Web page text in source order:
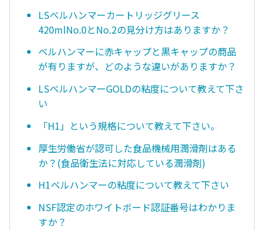
LSベルハンマーカートリッジグリース
420mlNo.0とNo.2の見分け方はありますか？
ベルハンマーに赤キャップと黒キャップの商品
が有りますが、どのような違いがありますか？
LSベルハンマーGOLDの粘度について教えて下さ
い
「H1」という規格について教えて下さい。
厚生労働省が認可した食品機械用潤滑剤はある
か？(食品衛生法に対応している潤滑剤)
H1ベルハンマーの粘度について教えて下さい
NSF認定のホワイトボード認証番号はわかりま
すか？